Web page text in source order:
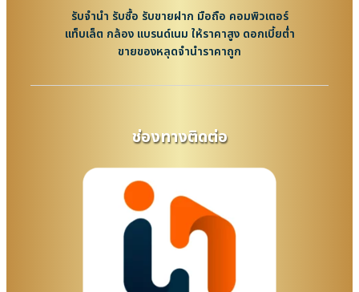
รับจำนำ รับซื้อ รับขายฝาก มือถือ คอมพิวเตอร์
แท็บเล็ต กล้อง แบรนด์เนม ให้ราคาสูง ดอกเบี้ยต่ำ
ขายของหลุดจำนำราคาถูก
ช่องทางติดต่อ